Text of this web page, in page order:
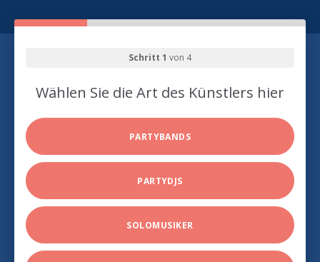
Schritt 1 von 4
Wählen Sie die Art des Künstlers hier
PARTYBANDS
PARTYDJS
SOLOMUSIKER